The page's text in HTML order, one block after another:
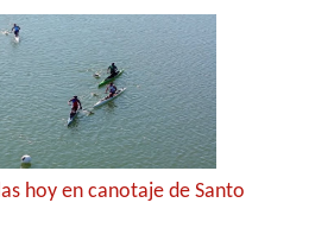
hoy en canotaje de Santo